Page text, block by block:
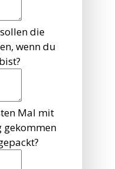
die
wenn du
Mal mit
gekommen